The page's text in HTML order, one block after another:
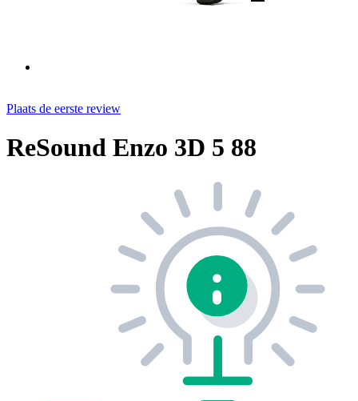
Plaats de eerste review
ReSound Enzo 3D 5 88